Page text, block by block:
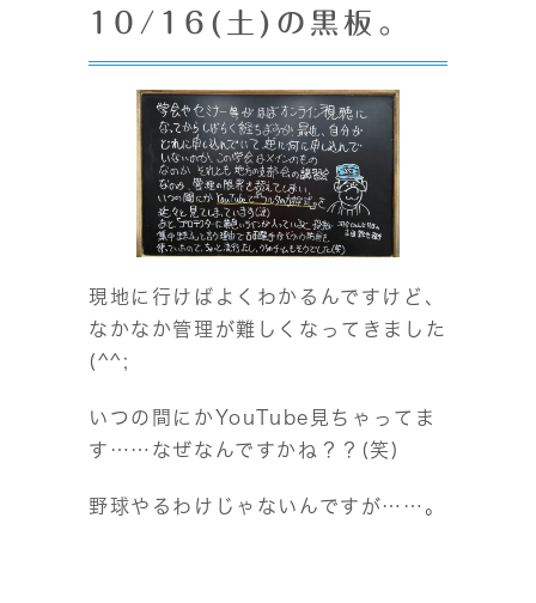
10/16(土)の黒板。
現地に行けばよくわかるんですけど、
なかなか管理が難しくなってきました
(^^;
いつの間にかYouTube見ちゃってま
す……なぜなんですかね？？(笑)
野球やるわけじゃないんですが……。